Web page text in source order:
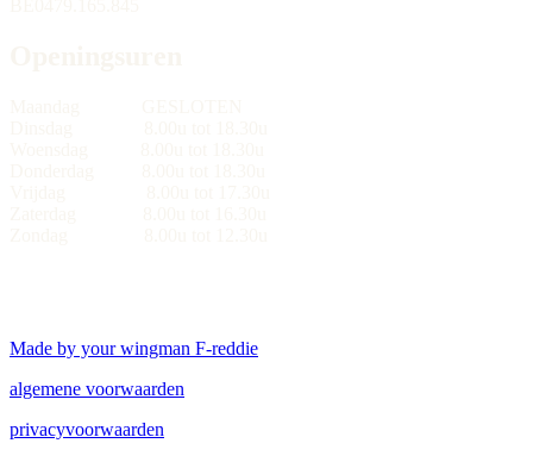
Made by your wingman F-reddie
algemene voorwaarden
privacyvoorwaarden